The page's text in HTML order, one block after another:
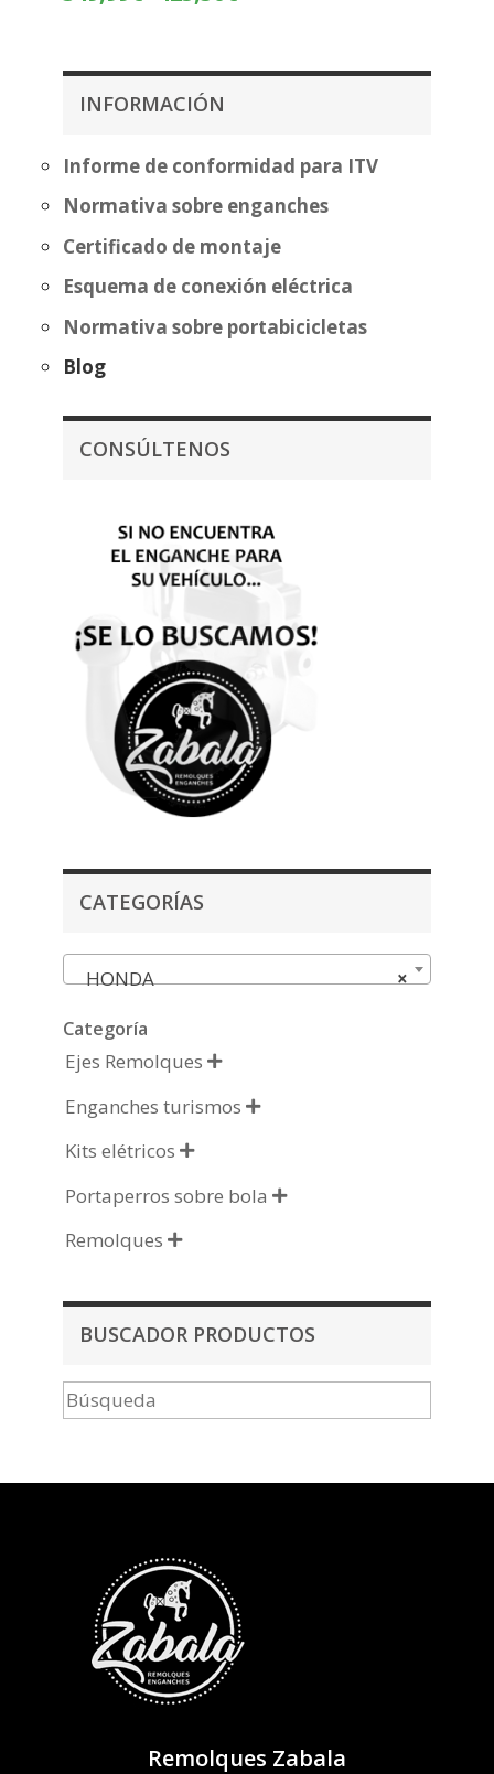
262,57€
INFORMACIÓN
Informe de conformidad para ITV
Normativa sobre enganches
Certificado de montaje
Esquema de conexión eléctrica
Normativa sobre portabicicletas
Blog
CONSÚLTENOS
CATEGORÍAS
×
HONDA
Categoría
Ejes Remolques 
Enganches turismos 
Kits elétricos 
Portaperros sobre bola 
Remolques 
BUSCADOR PRODUCTOS
Remolques Zabala